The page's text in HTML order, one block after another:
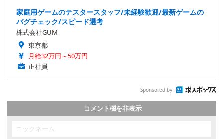
家庭用ゲームのテスタースタッフ/未経験歓迎/最新ゲームの
バグチェック/スピード選考
株式会社GUM
東京都
月給32万円～50万円
正社員
Sponsored by
コメント欄を非表示